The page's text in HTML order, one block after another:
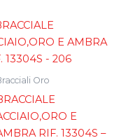
Oro
E
RIF. 13304S –